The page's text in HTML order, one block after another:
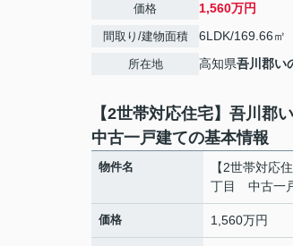
価格 1,560万円
間取り/建物面積 6LDK/169.66㎡
所在地 高知県吾川郡い
【2世帯対応住宅】吾川郡
中古一戸建ての基本情報
物件名
【2世帯対応
丁目 中古一
価格 1,560万円